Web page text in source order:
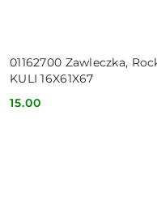
01162700 Zawleczka,
KULI 16X61X67
Cena:
15.00